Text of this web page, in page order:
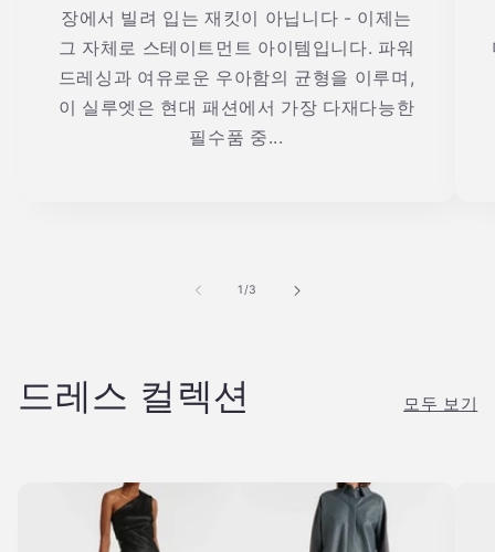
장에서 빌려 입는 재킷이 아닙니다 - 이제는
그 자체로 스테이트먼트 아이템입니다. 파워
드레싱과 여유로운 우아함의 균형을 이루며,
이 실루엣은 현대 패션에서 가장 다재다능한
필수품 중...
1/의
3
드레스 컬렉션 모두 보기